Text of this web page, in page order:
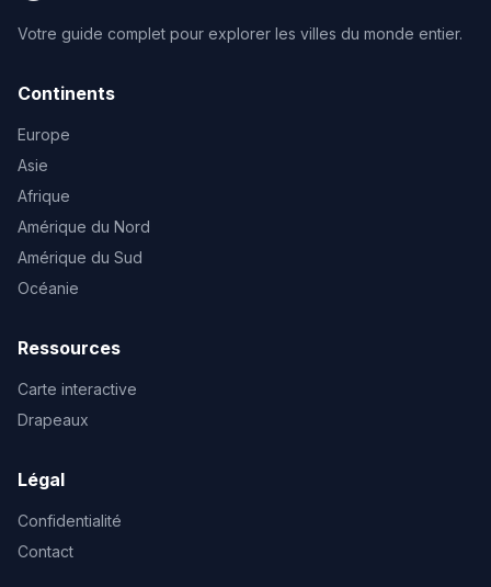
Votre guide complet pour explorer les villes du monde entier.
Continents
Europe
Asie
Afrique
Amérique du Nord
Amérique du Sud
Océanie
Ressources
Carte interactive
Drapeaux
Légal
Confidentialité
Contact